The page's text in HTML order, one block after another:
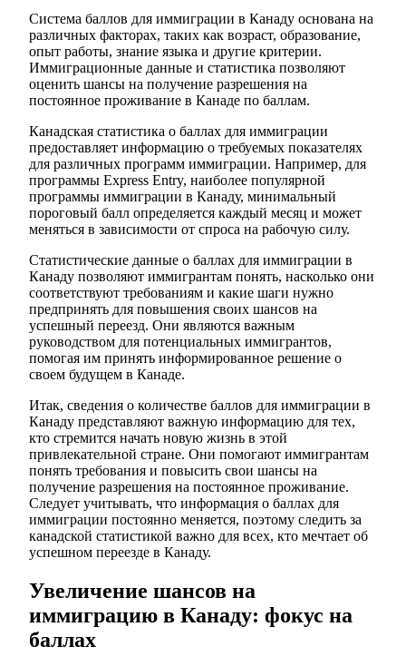
Система баллов для иммиграции в Канаду основана на
различных факторах, таких как возраст, образование,
опыт работы, знание языка и другие критерии.
Иммиграционные данные и статистика позволяют
оценить шансы на получение разрешения на
постоянное проживание в Канаде по баллам.
Канадская статистика о баллах для иммиграции
предоставляет информацию о требуемых показателях
для различных программ иммиграции. Например, для
программы Express Entry, наиболее популярной
программы иммиграции в Канаду, минимальный
пороговый балл определяется каждый месяц и может
меняться в зависимости от спроса на рабочую силу.
Статистические данные о баллах для иммиграции в
Канаду позволяют иммигрантам понять, насколько они
соответствуют требованиям и какие шаги нужно
предпринять для повышения своих шансов на
успешный переезд. Они являются важным
руководством для потенциальных иммигрантов,
помогая им принять информированное решение о
своем будущем в Канаде.
Итак, сведения о количестве баллов для иммиграции в
Канаду представляют важную информацию для тех,
кто стремится начать новую жизнь в этой
привлекательной стране. Они помогают иммигрантам
понять требования и повысить свои шансы на
получение разрешения на постоянное проживание.
Следует учитывать, что информация о баллах для
иммиграции постоянно меняется, поэтому следить за
канадской статистикой важно для всех, кто мечтает об
успешном переезде в Канаду.
Увеличение шансов на
иммиграцию в Канаду: фокус на
баллах